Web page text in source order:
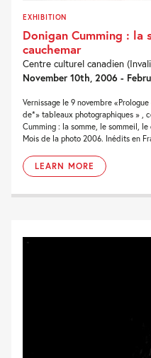
EXHIBITION
Donigan Cumming : la
cauchemar
Centre culturel canadien
November 10th, 2006 -
Vernissage le 9 novembre
de*» tableaux photographiques » ,
Cumming : la somme, le sommeil,
Mois de la photo 2006. Inédits en
LEARN MORE